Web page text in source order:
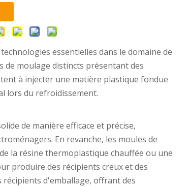
essentielles dans le domaine de
de moulage distincts présentant des
à injecter une matière plastique fondue
lors du refroidissement.
de manière efficace et précise,
En revanche, les moules de
la résine thermoplastique chauffée ou une
produire des récipients creux et des
d'emballage, offrant des